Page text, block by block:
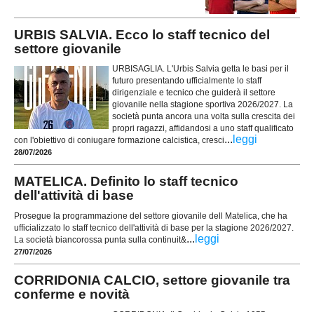
URBIS SALVIA. Ecco lo staff tecnico del
settore giovanile
URBISAGLIA. L'Urbis Salvia getta le basi per il
futuro presentando ufficialmente lo staff
dirigenziale e tecnico che guiderà il settore
giovanile nella stagione sportiva 2026/2027. La
società punta ancora una volta sulla crescita dei
propri ragazzi, affidandosi a uno staff qualificato
con l'obiettivo di coniugare formazione calcistica, cresci... leggi
28/07/2026
MATELICA. Definito lo staff tecnico
dell'attività di base
Prosegue la programmazione del settore giovanile dell Matelica, che ha
ufficializzato lo staff tecnico dell'attività di base per la stagione 2026/2027.
La società biancorossa punta sulla continuit&... leggi
27/07/2026
CORRIDONIA CALCIO, settore giovanile tra
conferme e novità